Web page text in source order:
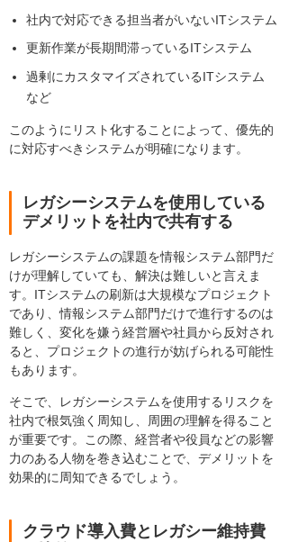
社内で対応できる担当者がいないITシステム
更新作業が長期間滞っているITシステム
過剰にカスタマイズされているITシステム
など
このようにリスト化することによって、優先的
に対応すべきシステムが明確になります。
レガシーシステムを使用している
デメリットを社内で共有する
レガシーシステムの課題を情報システム部門だ
けが理解していても、解決は難しいと言えま
す。ITシステムの刷新は大規模なプロジェクト
であり、情報システム部門だけで進行するのは
難しく、変化を嫌う経営層や社員から反対され
ると、プロジェクトの進行が妨げられる可能性
もあります。
そこで、レガシーシステムを使用するリスクを
社内で根気強く周知し、周囲の理解を得ること
が重要です。この際、経営者や役員などの影響
力のある人物を巻き込むことで、デメリットを
効果的に周知できるでしょう。
クラウド導入費とレガシー維持費